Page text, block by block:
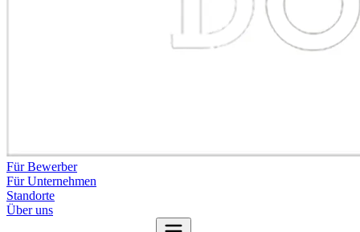
Für Bewerber
Für Unternehmen
Standorte
Über uns